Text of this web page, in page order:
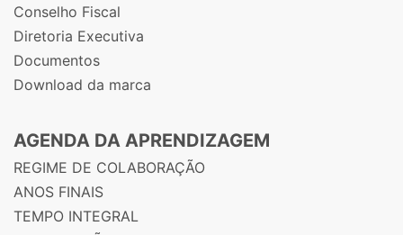
Conselho Fiscal
Diretoria Executiva
Documentos
Download da marca
AGENDA DA APRENDIZAGEM
REGIME DE COLABORAÇÃO
ANOS FINAIS
TEMPO INTEGRAL